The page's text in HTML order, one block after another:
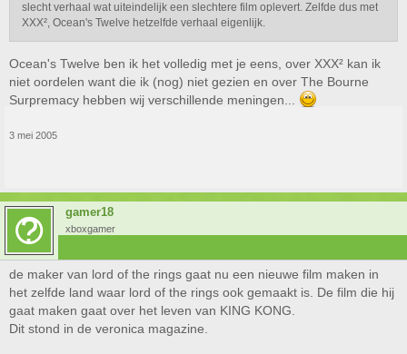
slecht verhaal wat uiteindelijk een slechtere film oplevert. Zelfde dus met
XXX², Ocean's Twelve hetzelfde verhaal eigenlijk.
Ocean's Twelve ben ik het volledig met je eens, over XXX² kan ik
niet oordelen want die ik (nog) niet gezien en over The Bourne
Surpremacy hebben wij verschillende meningen...
3 mei 2005
gamer18
xboxgamer
de maker van lord of the rings gaat nu een nieuwe film maken in
het zelfde land waar lord of the rings ook gemaakt is. De film die hij
gaat maken gaat over het leven van KING KONG.
Dit stond in de veronica magazine.